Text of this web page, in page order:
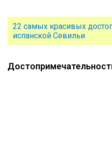
22 самых красивых
испанской Севильи